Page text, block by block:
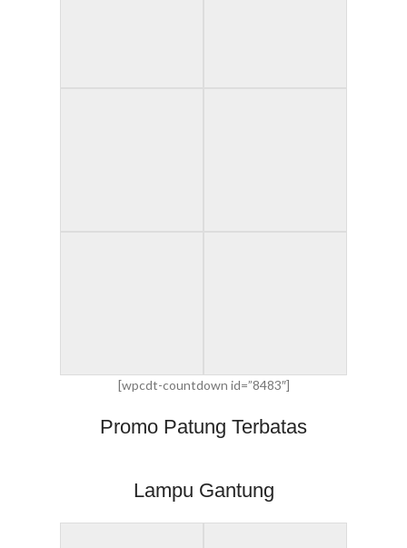
[wpcdt-countdown id=”8483″]
Promo Patung Terbatas
Lampu Gantung